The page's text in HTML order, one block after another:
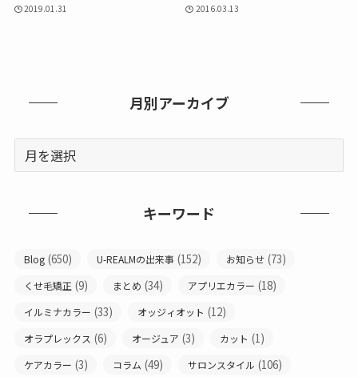
2019.01.31 2016.03.13
月別アーカイブ
キーワード
Blog (650) U-REALMの出来事 (152) お知らせ (73)
くせ毛矯正 (9) まとめ (34) アプリエカラー (18)
イルミナカラー (33) オッジィオット (12)
オラプレックス (6) オージュア (3) カット (1)
ケアカラー (3) コラム (49) サロンスタイル (106)